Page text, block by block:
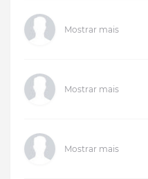
Mostrar mais
Mostrar mais
Mostrar mais